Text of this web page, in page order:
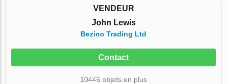
VENDEUR
John Lewis
Bezino Trading Ltd
Contact
10446 objets en plus